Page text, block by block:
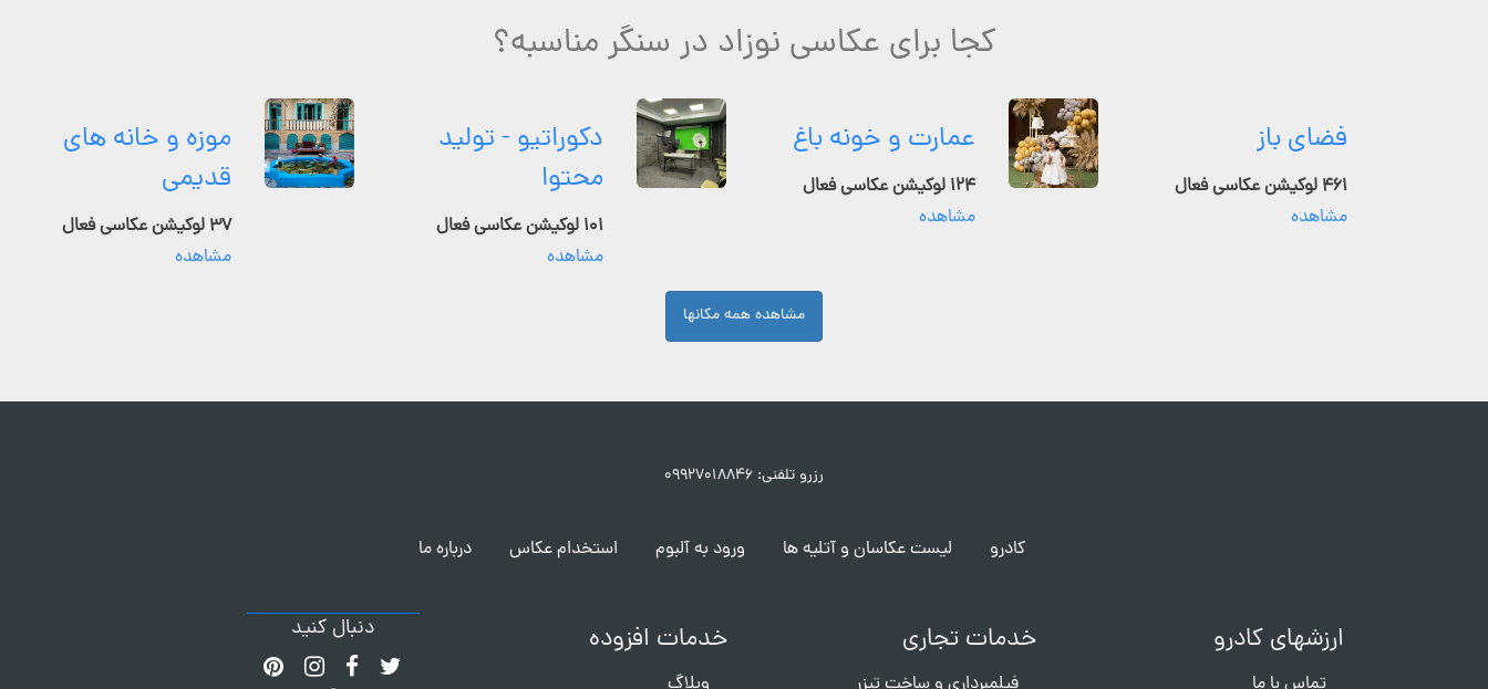
کجا برای عکاسی نوزاد در سنگر مناسبه؟
فضای باز
۴۶۱ لوکیشن عکاسی فعال
مشاهده
عمارت و خونه باغ
۱۲۴ لوکیشن عکاسی فعال
مشاهده
دکوراتیو - تولید
محتوا
۱۰۱ لوکیشن عکاسی فعال
مشاهده
موزه و خانه های
قدیمی
۳۷ لوکیشن عکاسی فعال
مشاهده
مشاهده همه مکانها
رزرو تلفنی: ۰۹۹۲۷۰۱۸۸۴۶
کادرو لیست عکاسان و آتلیه ها ورود به آلبوم استخدام عکاس درباره ما
ارزشهای کادرو خدمات تجاری خدمات افزوده دنبال کنید